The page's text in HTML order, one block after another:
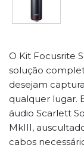
O Kit Focusrite
solução
desejam
qualquer lugar.
áudio Scarlett
MkIII,
cabos